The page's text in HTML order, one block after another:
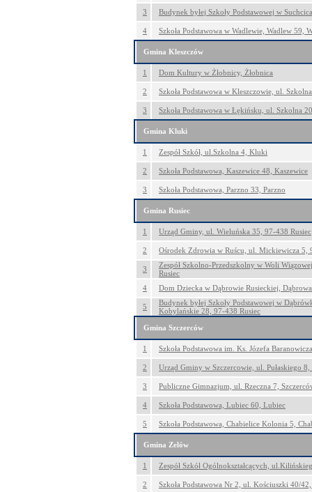
3 Budynek byłej Szkoły Podstawowej w
4 Szkoła Podstawowa w Wadlewie, Wadlew 59,
Gmina Kleszczów
1 Dom Kultury w Żłobnicy, Żłobnica
2 Szkoła Podstawowa w Kleszczowie, ul.
3 Szkoła Podstawowa w Łękińsku, ul. Szkolna
Gmina Kluki
1 Zespół Szkół, ul.Szkolna 4, Kluki
2 Szkoła Podstawowa, Kaszewice 48, Kaszewice
3 Szkoła Podstawowa, Parzno 33, Parzno
Gmina Rusiec
1 Urząd Gminy, ul. Wieluńska 35, 97-438 Rusiec
2 Ośrodek Zdrowia w Ruścu, ul. Mickiewicza 5,
3
Zespół Szkolno-Przedszkolny w Woli
Rusiec
4
Dom Dziecka w Dąbrowie Rusieckiej,
5
Budynek byłej Szkoły Podstawowej w
Kobylańskie 28, 97-438 Rusiec
Gmina Szczerców
1 Szkoła Podstawowa im. Ks. Józefa
2 Urząd Gminy w Szczercowie, ul. Pułaskiego 8,
3 Publiczne Gimnazjum, ul. Rzeczna 7,
4 Szkoła Podstawowa, Lubiec 60, Lubiec
5 Szkoła Podstawowa, Chabielice Kolonia 5,
Gmina Zelów
1 Zespół Szkół Ogólnokształcących,
2 Szkoła Podstawowa Nr 2, ul. Kościuszki 40/